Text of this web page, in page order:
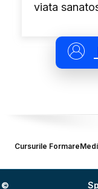
viata
Cursurile
©